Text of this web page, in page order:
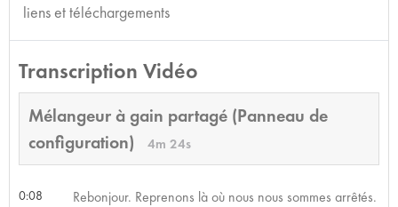
liens et téléchargements
Transcription Vidéo
Mélangeur à gain partagé (Panneau de
configuration)
4m 24s
0:08 Rebonjour. Reprenons là où nous nous sommes arrêtés.